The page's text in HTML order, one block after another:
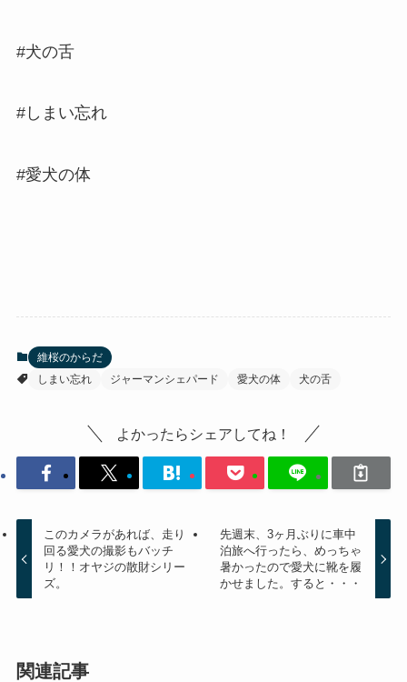
#犬の舌
#しまい忘れ
#愛犬の体
維桜のからだ
しまい忘れ
ジャーマンシェパード 愛犬の体 犬の舌
よかったらシェアしてね！
このカメラがあれば、走り
回る愛犬の撮影もバッチ
リ！！オヤジの散財シリー
ズ。
先週末、3ヶ月ぶりに車中
泊旅へ行ったら、めっちゃ
暑かったので愛犬に靴を履
かせました。すると・・・
関連記事